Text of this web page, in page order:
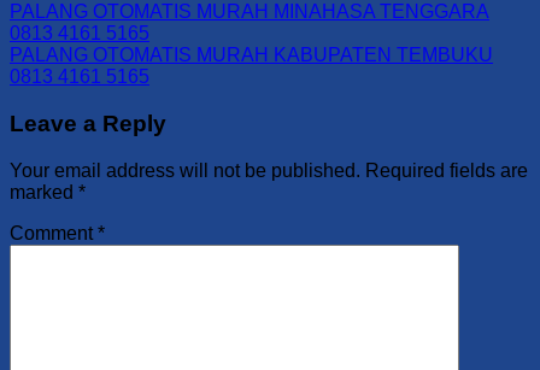
PALANG OTOMATIS MURAH MINAHASA TENGGARA
0813 4161 5165
PALANG OTOMATIS MURAH KABUPATEN TEMBUKU
0813 4161 5165
Leave a Reply
Your email address will not be published. Required fields are
marked *
Comment*